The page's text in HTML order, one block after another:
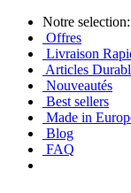
Notre selection:
Offres
Livraison
Articles
Nouveautés
Best sellers
Made in
Blog
FAQ